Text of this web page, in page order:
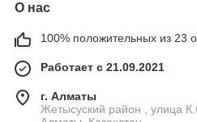
О нас
100% положительных из 23
Работает с 21.09.2021
г. Алматы
Жетысуский район , улица